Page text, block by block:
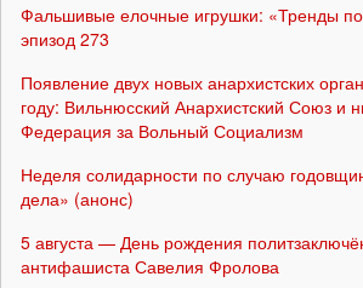
Фальшивые елочные игрушки: «Тренды
эпизод 273
Появление двух новых анархистских
году: Вильнюсский Анархистский Союз и
Федерация за Вольный Социализм
Неделя солидарности по случаю
дела» (анонс)
5 августа — День рождения
антифашиста Савелия Фролова